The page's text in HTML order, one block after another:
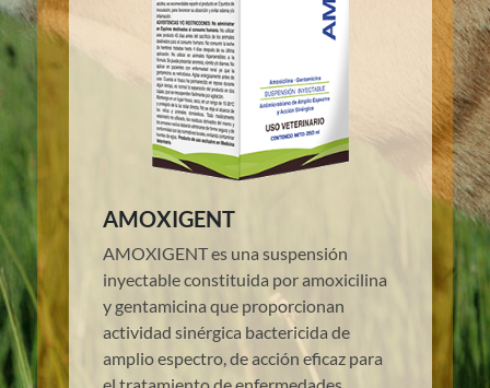
AMOXIGENT
AMOXIGENT es una suspensión
inyectable constituida por amoxicilina
y gentamicina que proporcionan
actividad sinérgica bactericida de
amplio espectro, de acción eficaz para